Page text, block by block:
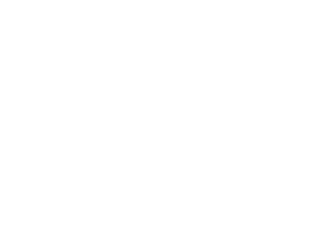
Vertrages und
gemäß Art. 6 Abs.
Ihrer personenbezogenen
Direktwerbung richtet.